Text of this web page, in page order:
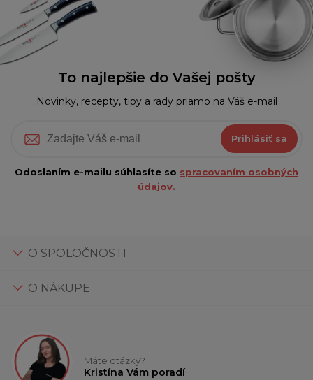
To najlepšie do Vašej pošty
Novinky, recepty, tipy a rady priamo na Váš e-mail
Prihlásiť sa
Odoslaním e-mailu súhlasíte so spracovaním osobných
údajov.
O SPOLOČNOSTI
O NÁKUPE
Máte otázky?
Kristína Vám poradí